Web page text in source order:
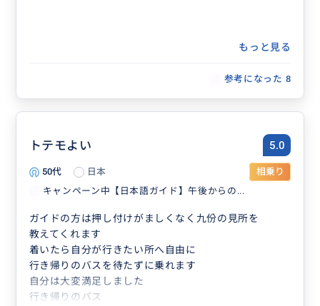
もっと見る
参考になった 8
トテモよい 5.0
50代 日本
相乗り
キャンペーン中【日本語ガイド】午後からの...
ガイドの方は押し付けがましくなく九份の見所を
教えてくれます
着いたら自分が行きたい所へ自由に
行き帰りのバスを待たずに乗れます
自分は大変満足しました
行き帰りのバス